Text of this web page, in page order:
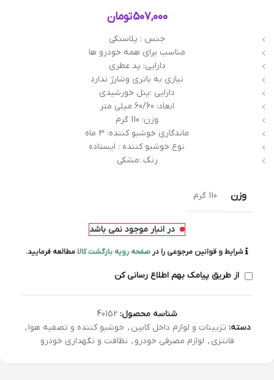
507,000تومان
جنس : پلاستکی
مناسب برای همه خودرو ها
دارایی: پد عطری
نیازی به باتری وشارژ ندارد
دارایی :پنل خورشیدی
ابعاد: 60/60 میلی متر
وزن: 110 گرم
ماندگاری خوشبو کننده: 3 ماه
نوع خوشبو کننده : ایستاده
رنگ :مشکی
وزن 110 گرم
در انبار موجود نمی باشد
شرایط و قوانین مرجوعی را درصفحه رویه بازگشت کالامطالعه فرمایید.
از طریق پیامک بهم اطلاع رسانی کن
شناسه محصول: 40152
دسته: تزیینات و لوازم داخل کابین , خوشبو کننده و تصفیه هوا ,
فانتزی , لوازم مصرفی خودرو , نظافت و نگهداری خودرو